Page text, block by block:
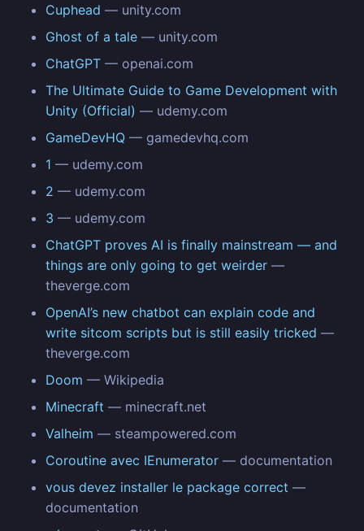
Cuphead — unity.com
Ghost of a tale — unity.com
ChatGPT — openai.com
The Ultimate Guide to Game Development with
Unity (Official) — udemy.com
GameDevHQ — gamedevhq.com
1 — udemy.com
2 — udemy.com
3 — udemy.com
ChatGPT proves AI is finally mainstream — and
things are only going to get weirder —
theverge.com
OpenAI’s new chatbot can explain code and
write sitcom scripts but is still easily tricked —
theverge.com
Doom — Wikipedia
Minecraft — minecraft.net
Valheim — steampowered.com
Coroutine avec IEnumerator — documentation
vous devez installer le package correct —
documentation